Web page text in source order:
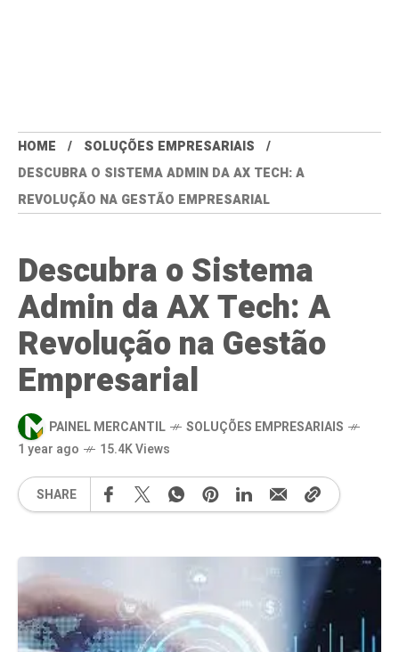
HOME
SOLUÇÕES EMPRESARIAIS
DESCUBRA O SISTEMA ADMIN DA AX TECH: A
REVOLUÇÃO NA GESTÃO EMPRESARIAL
Descubra o Sistema
Admin da AX Tech: A
Revolução na Gestão
Empresarial
PAINEL MERCANTIL
SOLUÇÕES EMPRESARIAIS
1 year ago
15.4K Views
SHARE